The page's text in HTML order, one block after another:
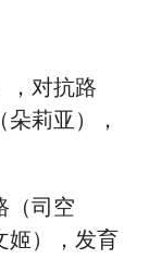
，对抗路
莉亚），
（司空
姬），发育